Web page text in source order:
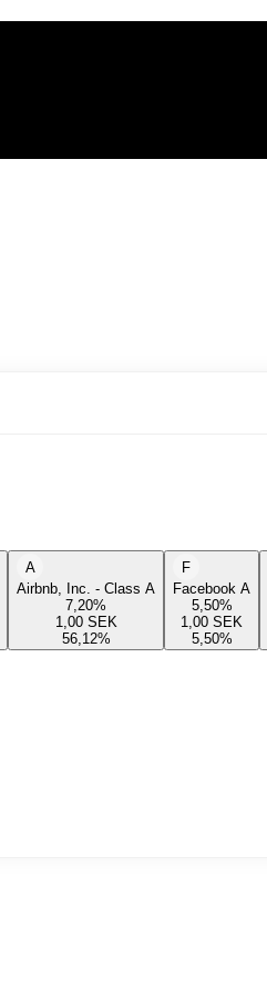
A
Airbnb, Inc. - Class A
7,20%
1,00 SEK
56,12%
F
Facebook A
5,50%
1,00 SEK
5,50%